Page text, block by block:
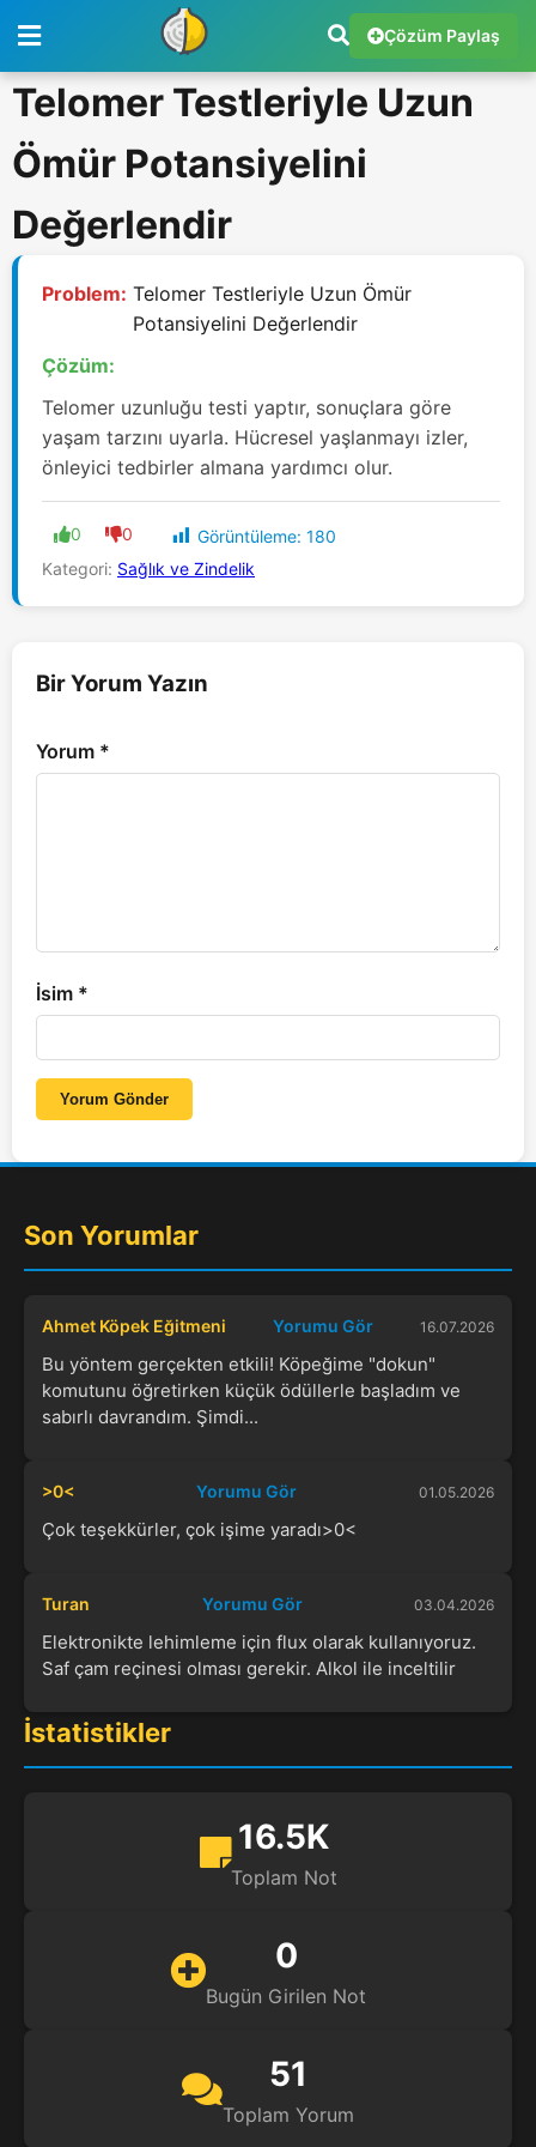
Çözüm Paylaş
Telomer Testleriyle Uzun
Ömür Potansiyelini
Değerlendir
Problem: Telomer Testleriyle Uzun Ömür
Potansiyelini Değerlendir
Çözüm:
Telomer uzunluğu testi yaptır, sonuçlara göre
yaşam tarzını uyarla. Hücresel yaşlanmayı izler,
önleyici tedbirler almana yardımcı olur.
0 0 Görüntüleme: 180
Kategori: Sağlık ve Zindelik
Bir Yorum Yazın
Yorum *
İsim *
Yorum Gönder
Son Yorumlar
Ahmet Köpek Eğitmeni Yorumu Gör 16.07.2026
Bu yöntem gerçekten etkili! Köpeğime "dokun"
komutunu öğretirken küçük ödüllerle başladım ve
sabırlı davrandım. Şimdi...
>0< Yorumu Gör 01.05.2026
Çok teşekkürler, çok işime yaradı>0<
Turan Yorumu Gör 03.04.2026
Elektronikte lehimleme için flux olarak kullanıyoruz.
Saf çam reçinesi olması gerekir. Alkol ile inceltilir
İstatistikler
16.5K
Toplam Not
0
Bugün Girilen Not
51
Toplam Yorum